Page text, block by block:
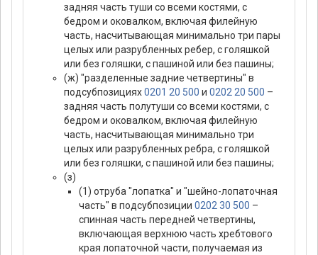
задняя часть туши со всеми костями, с
бедром и оковалком, включая филейную
часть, насчитывающая минимально три пары
целых или разрубленных ребер, с голяшкой
или без голяшки, с пашиной или без пашины;
(ж) "разделенные задние четвертины" в
подсубпозициях0201 20 500 и 0202 20 500 –
задняя часть полутуши со всеми костями, с
бедром и оковалком, включая филейную
часть, насчитывающая минимально три
целых или разрубленных ребра, с голяшкой
или без голяшки, с пашиной или без пашины;
(з)
(1) отруба "лопатка" и "шейно-лопаточная
часть" в подсубпозиции 0202 30 500 –
спинная часть передней четвертины,
включающая верхнюю часть хребтового
края лопаточной части, получаемая из